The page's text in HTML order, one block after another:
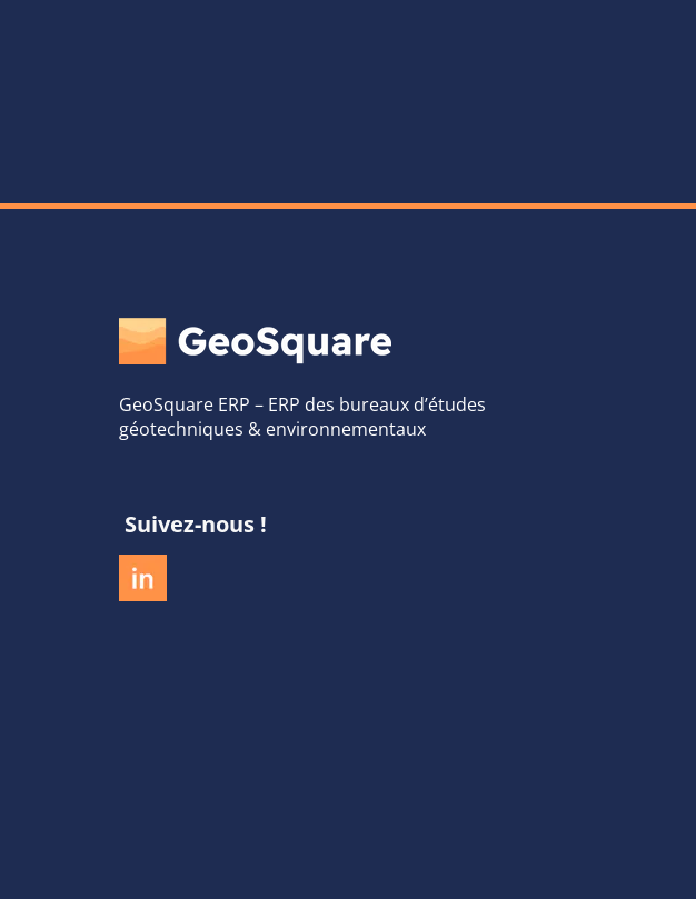
GeoSquare ERP – ERP des bureaux d’études
géotechniques & environnementaux
Suivez-nous !